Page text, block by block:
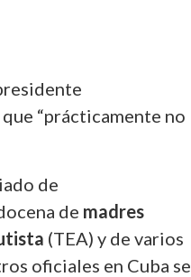
“prácticamente no
de
de madres
(TEA) y de varios
oficiales en Cuba se